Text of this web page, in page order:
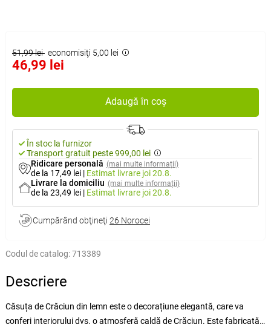
51,99 lei economisiţi 5,00 lei
46,99 lei
Adaugă în coș
În stoc la furnizor
Transport gratuit peste 999,00 lei
Ridicare personală (mai multe informații)
de la 17,49 lei | Estimat livrare joi 20.8.
Livrare la domiciliu (mai multe informații)
de la 23,49 lei | Estimat livrare joi 20.8.
Cumpărând obţineţi 26 Norocei
Codul de catalog:713389
Descriere
Căsuța de Crăciun din lemn este o decorațiune elegantă, care va
conferi interiorului dvs. o atmosferă caldă de Crăciun. Este fabricată